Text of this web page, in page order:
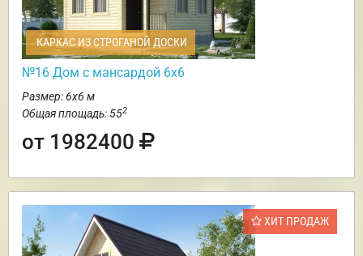
КАРКАС ИЗ СТРОГАНОЙ ДОСКИ
№16 Дом с мансардой 6х6
Размер: 6х6 м
Общая площадь: 552
от 1982400
ХИТ ПРОДАЖ